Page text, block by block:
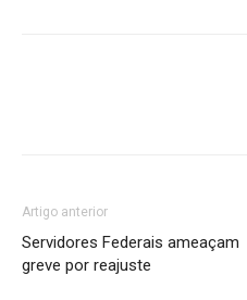
Artigo anterior
Servidores Federais ameaçam
greve por reajuste